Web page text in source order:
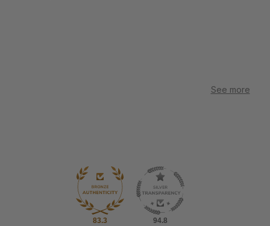
83.3 94.8